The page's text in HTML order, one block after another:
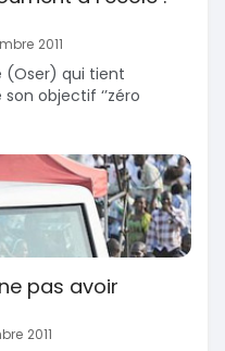
2011
(Oser) qui tient
objectif ‘’zéro
pas avoir
2011